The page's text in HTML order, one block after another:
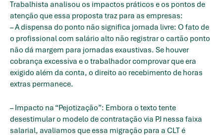
Trabalhista analisou os impactos práticos e os pontos de
atenção que essa proposta traz para as empresas:
– A dispensa do ponto não significa jornada livre: O fato de
o profissional com salário alto não registrar o cartão ponto
não dá margem para jornadas exaustivas. Se houver
cobrança excessiva e o trabalhador comprovar que era
exigido além da conta, o direito ao recebimento de horas
extras permanece.
– Impacto na “Pejotização”: Embora o texto tente
desestimular o modelo de contratação via PJ nessa faixa
salarial, avaliamos que essa migração para a CLT é